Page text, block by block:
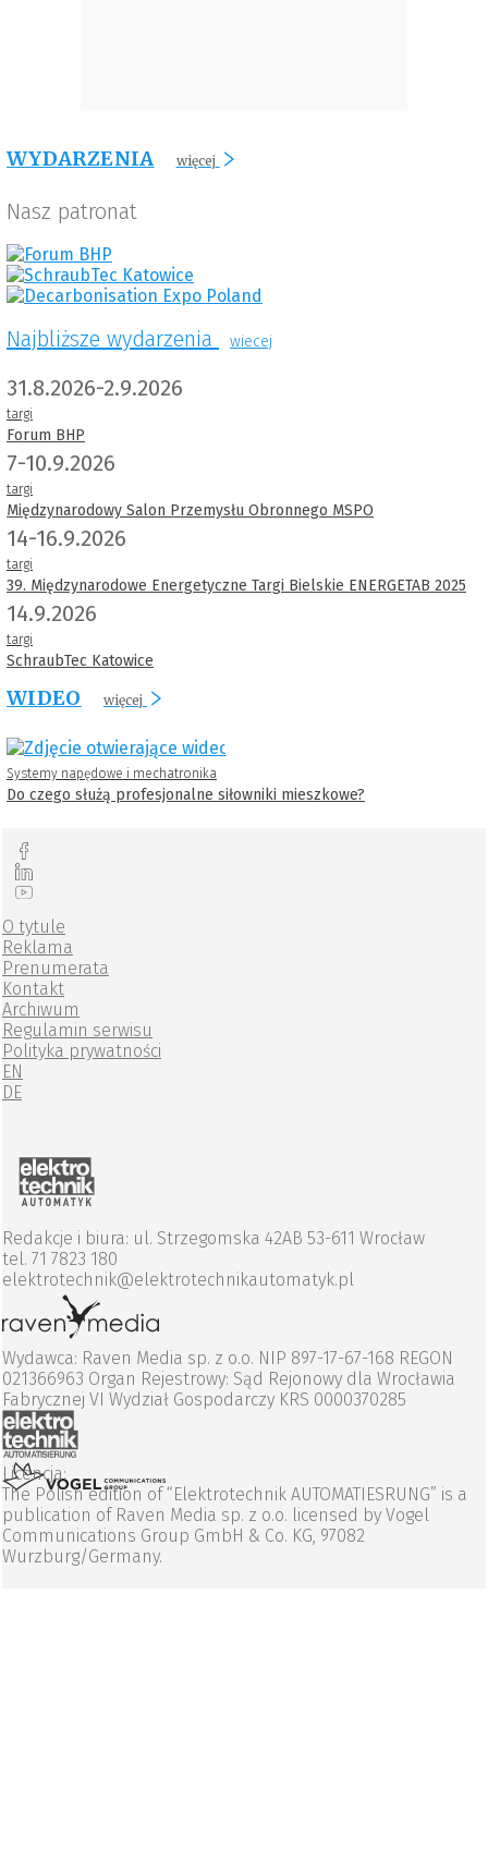
WYDARZENIA więcej
Nasz patronat
Najbliższe wydarzenia wiecej
31.8.2026-2.9.2026
targi
Forum BHP
7-10.9.2026
targi
Międzynarodowy Salon Przemysłu Obronnego MSPO
14-16.9.2026
targi
39. Międzynarodowe Energetyczne Targi Bielskie ENERGETAB 2025
14.9.2026
targi
SchraubTec Katowice
WIDEO więcej
Systemy napędowe i mechatronika
Do czego służą profesjonalne siłowniki mieszkowe?
O tytule
Reklama
Prenumerata
Kontakt
Archiwum
Regulamin serwisu
Polityka prywatności
EN
DE
Redakcje i biura: ul. Strzegomska 42AB 53-611 Wrocław
tel. 71 7823 180
elektrotechnik@elektrotechnikautomatyk.pl
Wydawca: Raven Media sp. z o.o. NIP 897-17-67-168 REGON
021366963 Organ Rejestrowy: Sąd Rejonowy dla Wrocławia
Fabrycznej VI Wydział Gospodarczy KRS 0000370285
Licencja:
The Polish edition of “Elektrotechnik AUTOMATIESRUNG” is a
publication of Raven Media sp. z o.o. licensed by Vogel
Communications Group GmbH & Co. KG, 97082
Wurzburg/Germany.